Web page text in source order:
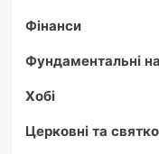
Фінанси
Фундаментальні
Хобі
Церковні та